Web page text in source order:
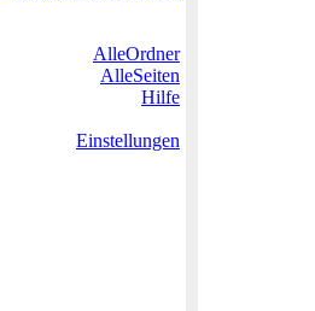
AlleOrdner
AlleSeiten
Hilfe
Einstellungen